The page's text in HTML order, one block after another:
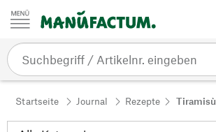
Zum Inhalt springen
Startseite Journal Rezepte Tiramisù